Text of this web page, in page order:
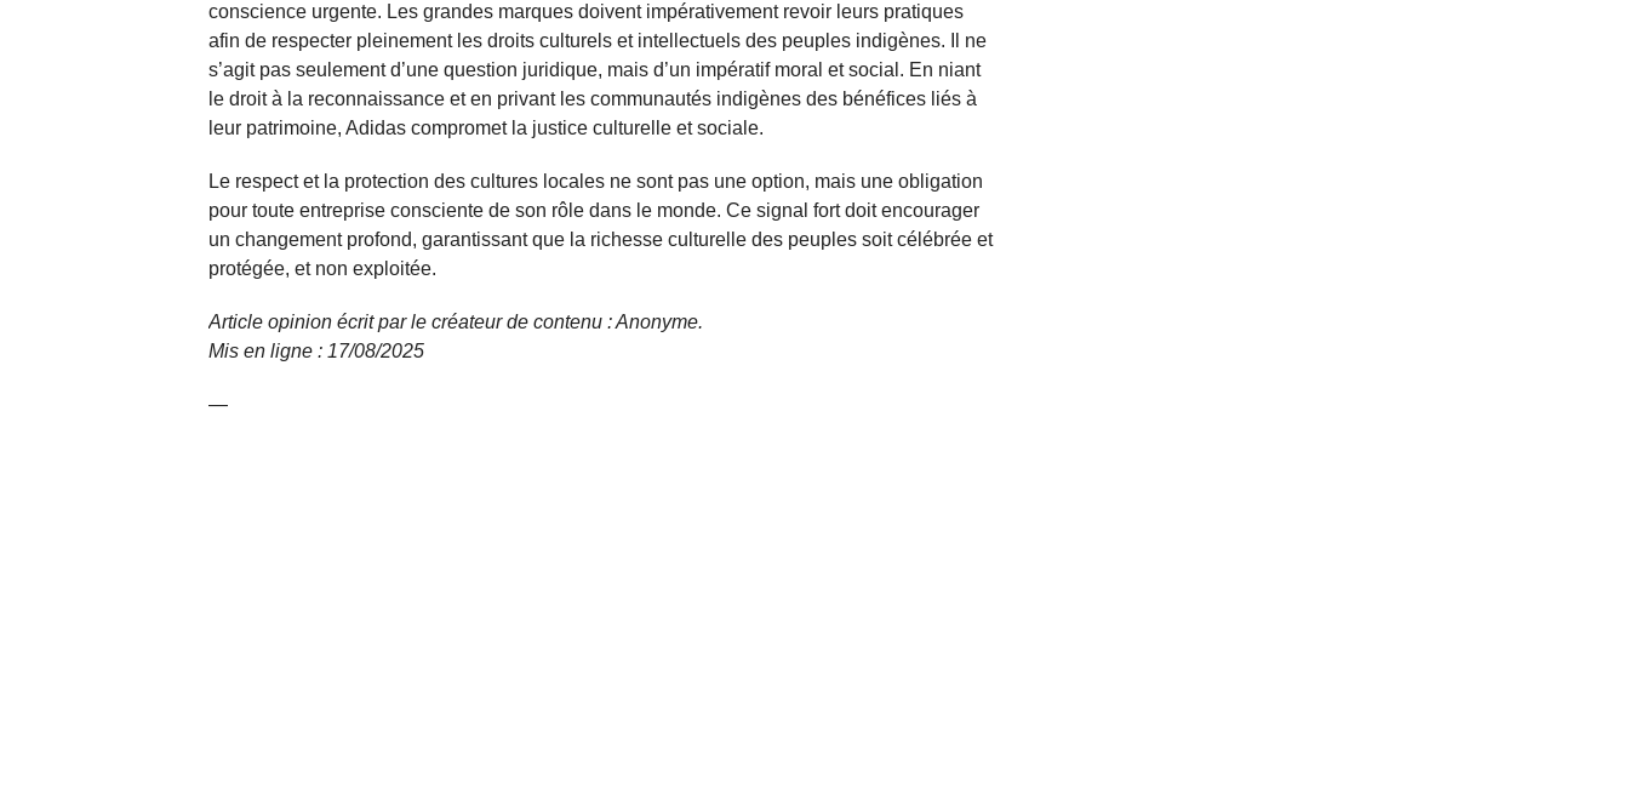
conscience urgente. Les grandes marques doivent impérativement revoir leurs pratiques
afin de respecter pleinement les droits culturels et intellectuels des peuples indigènes. Il ne
s’agit pas seulement d’une question juridique, mais d’un impératif moral et social. En niant
le droit à la reconnaissance et en privant les communautés indigènes des bénéfices liés à
leur patrimoine, Adidas compromet la justice culturelle et sociale.
Le respect et la protection des cultures locales ne sont pas une option, mais une obligation
pour toute entreprise consciente de son rôle dans le monde. Ce signal fort doit encourager
un changement profond, garantissant que la richesse culturelle des peuples soit célébrée et
protégée, et non exploitée.
Article opinion écrit par le créateur de contenu : Anonyme.
Mis en ligne : 17/08/2025
—